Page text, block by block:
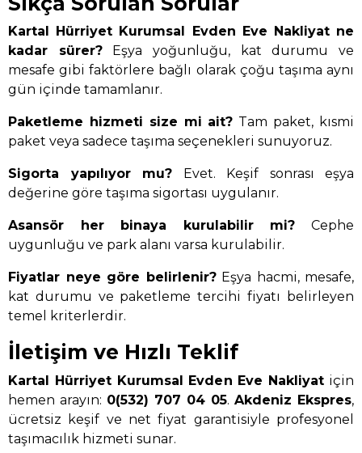
Kartal Hürriyet Kurumsal Evden Eve Nakliyat ne
kadar sürer?Eşya yoğunluğu, kat durumu ve
mesafe gibi faktörlere bağlı olarak çoğu taşıma aynı
gün içinde tamamlanır.
Paketleme hizmeti size mi ait? Tam paket, kısmi
paket veya sadece taşıma seçenekleri sunuyoruz.
Sigorta yapılıyor mu? Evet. Keşif sonrası eşya
değerine göre taşıma sigortası uygulanır.
Asansör her binaya kurulabilir mi? Cephe
uygunluğu ve park alanı varsa kurulabilir.
Fiyatlar neye göre belirlenir?Eşya hacmi, mesafe,
kat durumu ve paketleme tercihi fiyatı belirleyen
temel kriterlerdir.
İletişim ve Hızlı Teklif
Kartal Hürriyet Kurumsal Evden Eve Nakliyat için
hemen arayın: 0(532) 707 04 05. Akdeniz Ekspres,
ücretsiz keşif ve net fiyat garantisiyle profesyonel
taşımacılık hizmeti sunar.